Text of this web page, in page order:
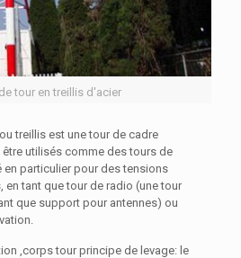
tour en treillis d'acier
treillis est une tour de cadre
utilisés comme des tours de
particulier pour des tensions
en tant que tour de radio (une tour
que support pour antennes) ou
,corps tour principe de levage: le